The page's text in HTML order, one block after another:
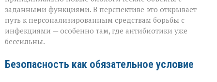
заданными функциями. В перспективе это открывает
путь к персонализированным средствам борьбы с
инфекциями — особенно там, где антибиотики уже
бессильны.
Безопасность как обязательное условие